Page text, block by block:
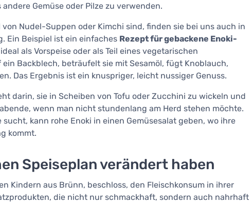
Gemüse oder Pilze zu verwenden.
Nudel-Suppen oder Kimchi sind, finden sie bei uns auch in
Ein Beispiel ist ein einfaches Rezept für gebackene Enoki-
als Vorspeise oder als Teil eines vegetarischen
Backblech, beträufelt sie mit Sesamöl, fügt Knoblauch,
Das Ergebnis ist ein knuspriger, leicht nussiger Genuss.
darin, sie in Scheiben von Tofu oder Zucchini zu wickeln und
wenn man nicht stundenlang am Herd stehen möchte.
kann rohe Enoki in einen Gemüsesalat geben, wo ihre
kommt.
Speiseplan verändert haben
Kindern aus Brünn, beschloss, den Fleischkonsum in ihrer
die nicht nur schmackhaft, sondern auch nahrhaft